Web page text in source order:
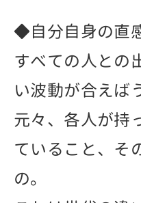
◆自分自身の直
すべての人との
い波動が合えば
元々、各人が持
ていること、そ
の。